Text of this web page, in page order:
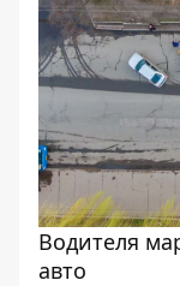
Водителя
авто